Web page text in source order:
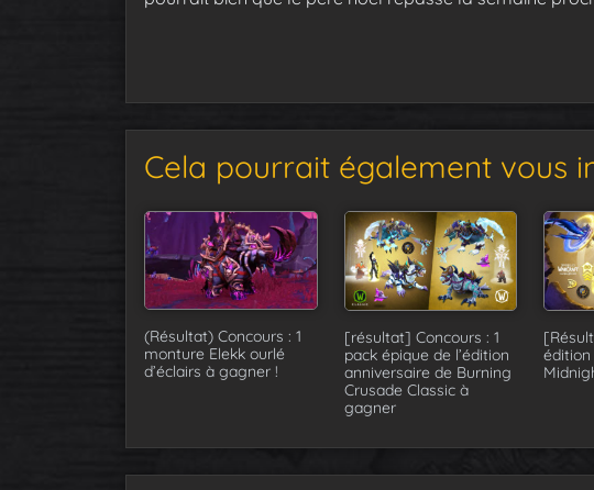
Cela pourrait également vous
(Résultat) Concours : 1
monture Elekk ourlé
d’éclairs à gagner !
[résultat] Concours : 1
pack épique de l’édition
anniversaire de Burning
Crusade Classic à
gagner